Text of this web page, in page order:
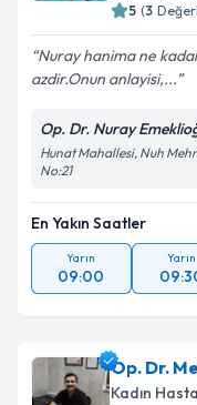
5 (3
Nuray hanima ne
azdir.Onun anlayisi,...
Op. Dr. Nuray
Hunat Mahallesi, Nuh
No:21
En Yakın Saatler
Yarın
09:00
Yarın
Op. Dr.
Kadın